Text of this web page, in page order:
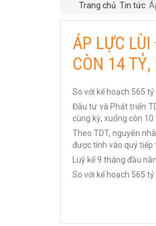
Trang chủ Tin tức
ÁP LỰC
CÒN 14
So với kế hoạch 565
Đầu tư và Phát triển
cùng kỳ, xuống còn 10
Theo TDT, nguyên
được tính vào quý tiếp
Luỹ kế 9 tháng đầu
So với kế hoạch 565